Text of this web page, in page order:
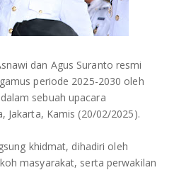
dan Agus Suranto resmi
periode 2025-2030 oleh
sebuah upacara
Jakarta, Kamis (20/02/2025).
khidmat, dihadiri oleh
masyarakat, serta perwakilan